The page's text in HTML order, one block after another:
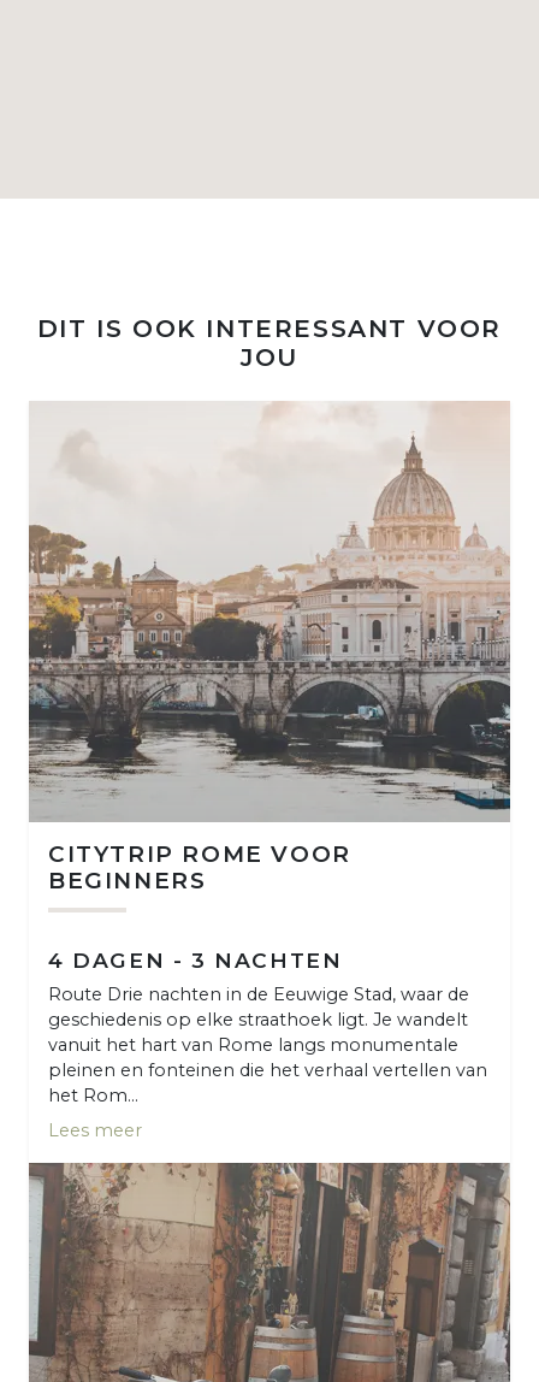
DIT IS OOK INTERESSANT VOOR
JOU
CITYTRIP ROME VOOR
BEGINNERS
4 DAGEN - 3 NACHTEN
Route Drie nachten in de Eeuwige Stad, waar de
geschiedenis op elke straathoek ligt. Je wandelt
vanuit het hart van Rome langs monumentale
pleinen en fonteinen die het verhaal vertellen van
het Rom...
Lees meer